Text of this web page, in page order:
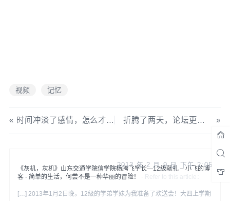
视频 记忆
时间冲淡了感情，怎么才能维系？ 折腾了两天，论坛更换服务器并且升级最新版
《灰机，灰机》山东交通学院信学院杨腾飞学长—12级献礼 – 小飞的博
客 - 简单的生活，何尝不是一种华丽的冒险！
2013 年 2 月 9 日 下午 2:05
[…] 2013年1月2日晚，12级的学弟学妹为我准备了欢送会！大四上学期